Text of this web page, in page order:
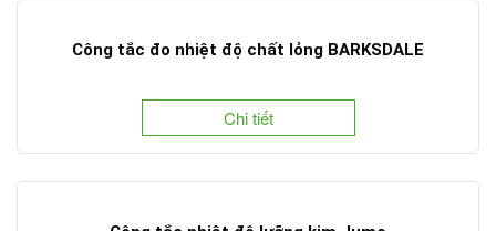
Công tắc đo nhiệt độ chất lỏng BARKSDALE
Chi tiết